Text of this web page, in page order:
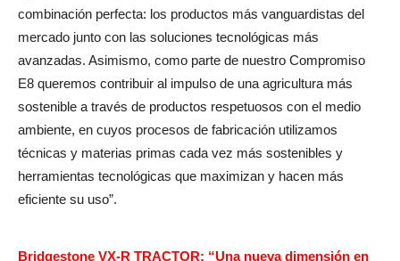
combinación perfecta: los productos más vanguardistas del
mercado junto con las soluciones tecnológicas más
avanzadas. Asimismo, como parte de nuestro Compromiso
E8 queremos contribuir al impulso de una agricultura más
sostenible a través de productos respetuosos con el medio
ambiente, en cuyos procesos de fabricación utilizamos
técnicas y materias primas cada vez más sostenibles y
herramientas tecnológicas que maximizan y hacen más
eficiente su uso”.
Bridgestone VX-R TRACTOR: “Una nueva dimensión en